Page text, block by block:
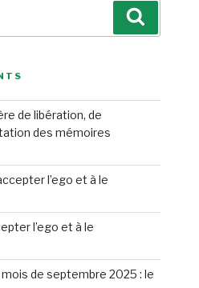
de libération, de
des mémoires
l’ego et à le
l’ego et à le
de septembre 2025 : le